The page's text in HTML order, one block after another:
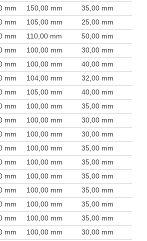
mm 150,00 mm 35,00 mm
mm 105,00 mm 25,00 mm
mm 110,00 mm 50,00 mm
mm 100,00 mm 30,00 mm
mm 100,00 mm 40,00 mm
mm 104,00 mm 32,00 mm
mm 105,00 mm 40,00 mm
mm 100,00 mm 35,00 mm
mm 100,00 mm 30,00 mm
mm 100,00 mm 30,00 mm
mm 100,00 mm 35,00 mm
mm 100,00 mm 35,00 mm
mm 100,00 mm 35,00 mm
mm 100,00 mm 35,00 mm
mm 100,00 mm 35,00 mm
mm 100,00 mm 35,00 mm
mm 100,00 mm 30,00 mm